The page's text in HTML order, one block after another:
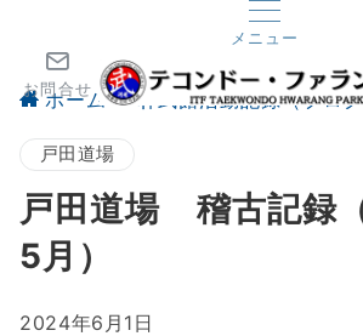
メニュー
お問合せ
ホーム 朴武館活動記録（ブロ
戸田道場
戸田道場 稽古記録
5月）
2024年6月1日